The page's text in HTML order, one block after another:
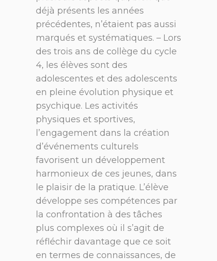
déjà présents les années
précédentes, n’étaient pas aussi
marqués et systématiques. – Lors
des trois ans de collège du cycle
4, les élèves sont des
adolescentes et des adolescents
en pleine évolution physique et
psychique. Les activités
physiques et sportives,
l’engagement dans la création
d’événements culturels
favorisent un développement
harmonieux de ces jeunes, dans
le plaisir de la pratique. L’élève
développe ses compétences par
la confrontation à des tâches
plus complexes où il s’agit de
réfléchir davantage que ce soit
en termes de connaissances, de